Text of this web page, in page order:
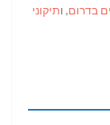
בדרום, ותיקוני